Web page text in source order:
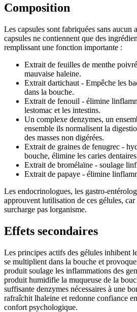
Composition
Les capsules sont fabriquées sans
capsules ne contiennent que des
remplissant une fonction importante :
Extrait de feuilles de menthe
mauvaise haleine.
Extrait dartichaut - Empêche les
dans la bouche.
Extrait de fenouil - élimine
lestomac et les intestins.
Un complexe denzymes, un
ensemble ils normalisent la
des masses non digérées.
Extrait de graines de fenugrec -
bouche, élimine les caries
Extrait de bromélaïne - soulage
Extrait de papaye - élimine
Les endocrinologues, les gastro-
approuvent lutilisation de ces gélules,
surcharge pas lorganisme.
Effets secondaires
Les principes actifs des gélules inhibent
se multiplient dans la bouche et
produit soulage les inflammations des
produit humidifie la muqueuse de la
suffisante denzymes nécessaires à une
rafraîchit lhaleine et redonne confiance
confort psychologique.